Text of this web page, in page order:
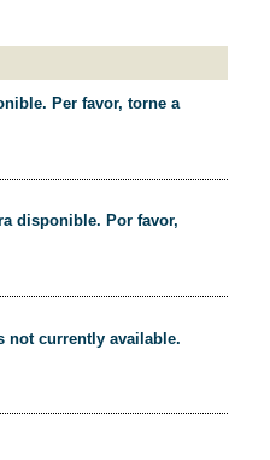
Per favor, torne a
disponible. Por favor,
not currently available.